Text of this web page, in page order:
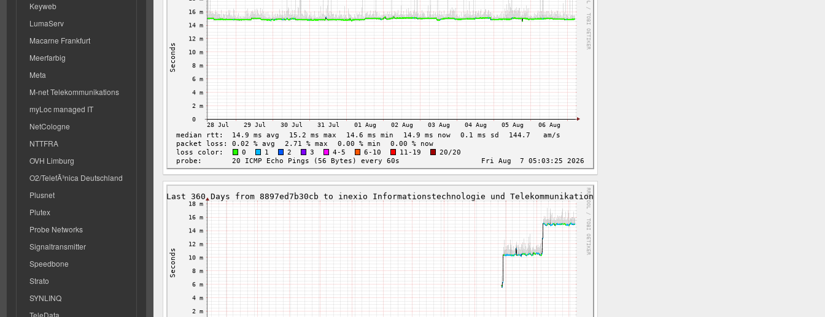
Keyweb
LumaServ
Macarne Frankfurt
Meerfarbig
Meta
M-net Telekommunikations
myLoc managed IT
NetCologne
NTTFRA
OVH Limburg
O2/TelefÃ³nica Deutschland
Plusnet
Plutex
Probe Networks
Signaltransmitter
Speedbone
Strato
SYNLINQ
TeleData